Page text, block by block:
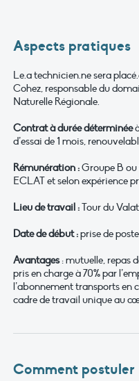
Aspects pratiques
Le.a technicien.ne sera
Cohez, responsable du
Naturelle Régionale.
Contrat à durée déterminée
d’essai de 1 mois,
Rémunération :Groupe B
ECLAT et selon expérience
Lieu de travail :Tour du
Date de début :prise de
Avantages: mutuelle, repas
pris en charge à 70% par
l’abonnement transports en
cadre de travail unique au
Comment postuler